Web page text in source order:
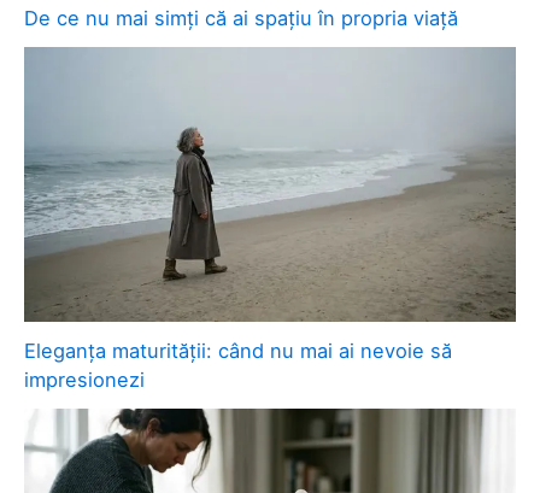
De ce nu mai simți că ai spațiu în propria viață
Eleganța maturității: când nu mai ai nevoie să
impresionezi